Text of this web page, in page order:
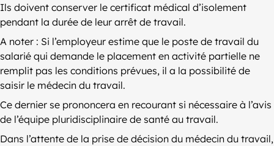
Ils doivent conserver le certificat médical d’isolement
pendant la durée de leur arrêt de travail.
A noter : Si l’employeur estime que le poste de travail du
salarié qui demande le placement en activité partielle ne
remplit pas les conditions prévues, il a la possibilité de
saisir le médecin du travail.
Ce dernier se prononcera en recourant si nécessaire à l’avis
de l’équipe pluridisciplinaire de santé au travail.
Dans l’attente de la prise de décision du médecin du travail,